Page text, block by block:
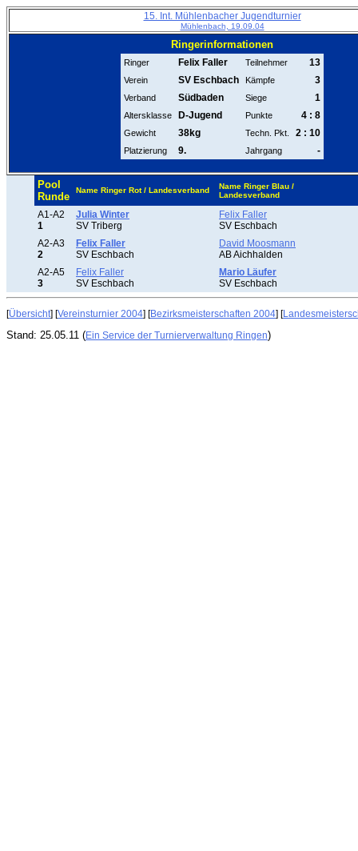
15. Int. Mühlenbacher Jugendturnier
Mühlenbach, 19.09.04
Ringerinformationen
Ringer Felix Faller Teilnehmer 13
Verein SV Eschbach Kämpfe 3
Verband Südbaden Siege 1
Altersklasse D-Jugend Punkte 4 : 8
Gewicht 38kg Techn. Pkt. 2 : 10
Platzierung 9. Jahrgang -
Pool
Runde
Name Ringer Rot / Landesverband
Name Ringer Blau /
Landesverband
A1-A2
1
Julia Winter
SV Triberg
Felix Faller
SV Eschbach
A2-A3
2
Felix Faller
SV Eschbach
David Moosmann
AB Aichhalden
A2-A5
3
Felix Faller
SV Eschbach
Mario Läufer
SV Eschbach
[Übersicht] [Vereinsturnier 2004] [Bezirksmeisterschaften 2004] [
Stand: 25.05.11 (Ein Service der Turnierverwaltung Ringen)